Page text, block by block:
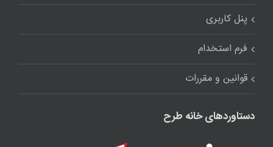
پنل کاربری
فرم استخدام
قوانین و مقررات
دستاوردهای خانه طرح